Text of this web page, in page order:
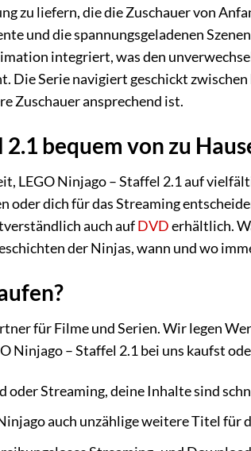
zu liefern, die die Zuschauer von
und die spannungsgeladenen
integriert, was den
Die Serie navigiert geschickt
Zuschauer ansprechend ist.
bequem von zu
LEGO Ninjago – Staffel 2.1 auf
dich für das Streaming
auch aufDVDerhältlich.
der Ninjas, wann und wo
für Filme und Serien. Wir legen
Ninjago – Staffel 2.1 bei uns kaufst
oder Streaming, deine Inhalte sind
auch unzählige weitere Titel für